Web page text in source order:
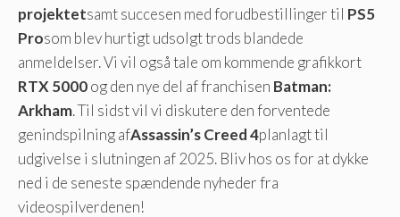
projektetsamt succesen med forudbestillinger til PS5
Prosom blev hurtigt udsolgt trods blandede
anmeldelser. Vi vil også tale om kommende grafikkort
RTX 5000og den nye del af franchisen Batman:
Arkham. Til sidst vil vi diskutere den forventede
genindspilning afAssassin’s Creed 4planlagt til
udgivelse i slutningen af ​​2025. Bliv hos os for at dykke
ned i de seneste spændende nyheder fra
videospilverdenen!